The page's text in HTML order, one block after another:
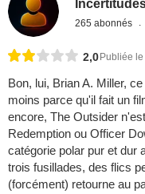
265 abonnés
2,0 Publiée
Bon, lui, Brian A. Miller,
moins parce qu'il fait un
encore, The Outsider
Redemption ou Officer
catégorie polar pur et dur
trois fusillades, des flics
(forcément) retourne au